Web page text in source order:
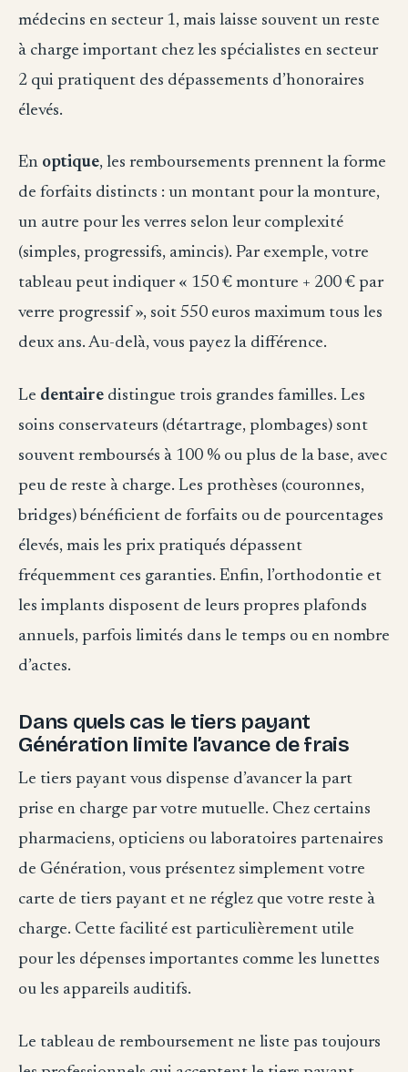
médecins en secteur 1, mais laisse souvent un reste
à charge important chez les spécialistes en secteur
2 qui pratiquent des dépassements d’honoraires
élevés.
En optique, les remboursements prennent la forme
de forfaits distincts : un montant pour la monture,
un autre pour les verres selon leur complexité
(simples, progressifs, amincis). Par exemple, votre
tableau peut indiquer « 150 € monture + 200 € par
verre progressif », soit 550 euros maximum tous les
deux ans. Au-delà, vous payez la différence.
Le dentaire distingue trois grandes familles. Les
soins conservateurs (détartrage, plombages) sont
souvent remboursés à 100 % ou plus de la base, avec
peu de reste à charge. Les prothèses (couronnes,
bridges) bénéficient de forfaits ou de pourcentages
élevés, mais les prix pratiqués dépassent
fréquemment ces garanties. Enfin, l’orthodontie et
les implants disposent de leurs propres plafonds
annuels, parfois limités dans le temps ou en nombre
d’actes.
Dans quels cas le tiers payant
Génération limite l’avance de frais
Le tiers payant vous dispense d’avancer la part
prise en charge par votre mutuelle. Chez certains
pharmaciens, opticiens ou laboratoires partenaires
de Génération, vous présentez simplement votre
carte de tiers payant et ne réglez que votre reste à
charge. Cette facilité est particulièrement utile
pour les dépenses importantes comme les lunettes
ou les appareils auditifs.
Le tableau de remboursement ne liste pas toujours